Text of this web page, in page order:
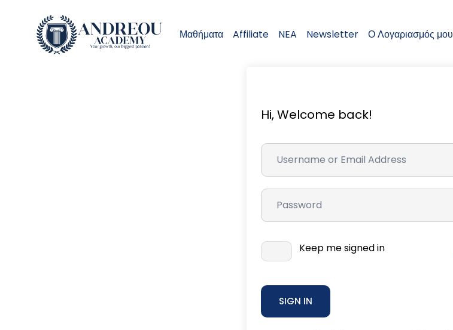
Μαθήματα Affiliate NEA Newsletter Ο Λογαριασμός μου
Hi, Welcome back!
Keep me signed in
SIGN IN